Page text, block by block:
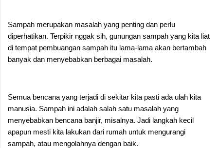
Sampah merupakan masalah yang penting dan perlu
diperhatikan. Terpikir nggak sih, gunungan sampah yang kita liat
di tempat pembuangan sampah itu lama-lama akan bertambah
banyak dan menyebabkan berbagai masalah.
Semua bencana yang terjadi di sekitar kita pasti ada ulah kita
manusia. Sampah ini adalah salah satu masalah yang
menyebabkan bencana banjir, misalnya. Jadi langkah kecil
apapun mesti kita lakukan dari rumah untuk mengurangi
sampah, atau mengolahnya dengan baik.